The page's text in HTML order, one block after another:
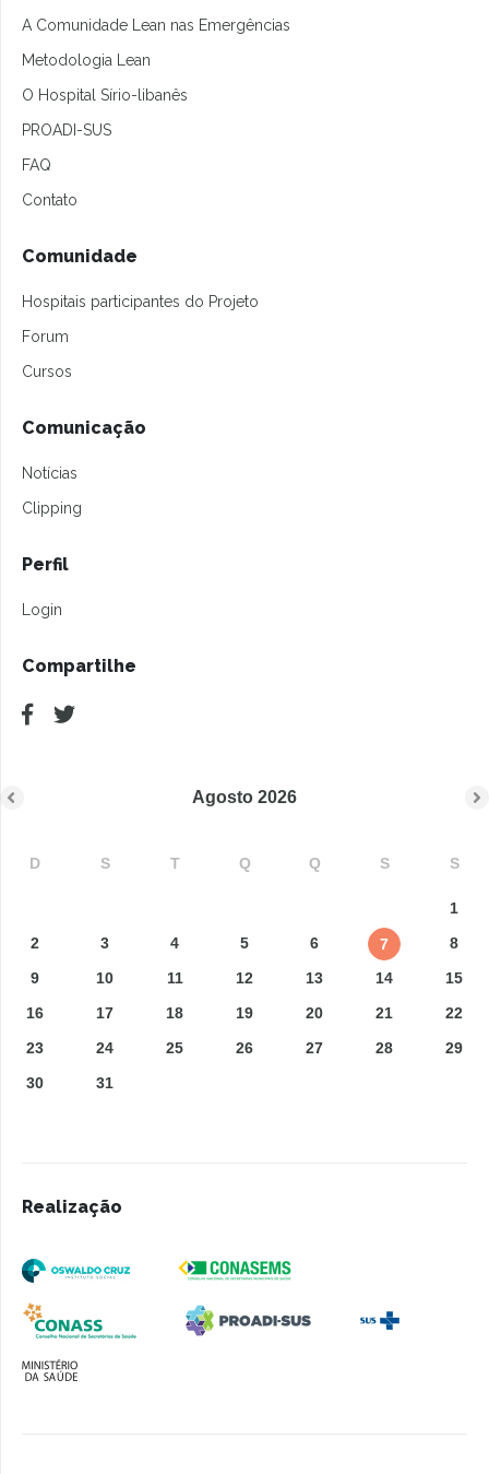
A Comunidade Lean nas Emergências
Metodologia Lean
O Hospital Sírio-libanês
PROADI-SUS
FAQ
Contato
Comunidade
Hospitais participantes do Projeto
Forum
Cursos
Comunicação
Notícias
Clipping
Perfil
Login
Compartilhe
Agosto 2026
D S T Q Q S S
1
2
3 4 5 6 7
8
9
10 11 12 13 14
15
16
17 18 19 20 21
22
23
24 25 26 27 28
29
30
31
Realização